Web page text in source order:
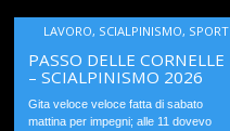
LAVORO, SCIALPINISMO, SPORT
PASSO DELLE CORNELLE
– SCIALPINISMO 2026
Gita veloce veloce fatta di sabato
mattina per impegni; alle 11 dovevo